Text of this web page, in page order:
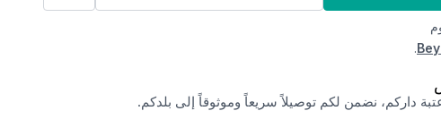
.
داركم، نضمن لكم توصيلاً سريعاً وموثوقاً إلى بلدكم.